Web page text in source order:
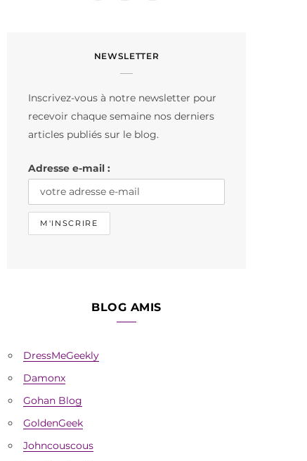
e
o
t
r
m
T
NEWSLETTER
Inscrivez-vous à notre newsletter pour
recevoir chaque semaine nos derniers
articles publiés sur le blog.
Adresse e-mail :
BLOG AMIS
DressMeGeekly
Damonx
Gohan Blog
GoldenGeek
Johncouscous